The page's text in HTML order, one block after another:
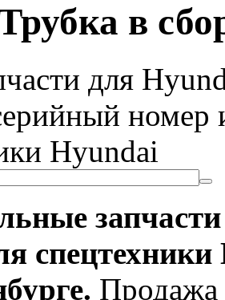
в
для
номер
Hyundai
Продажа